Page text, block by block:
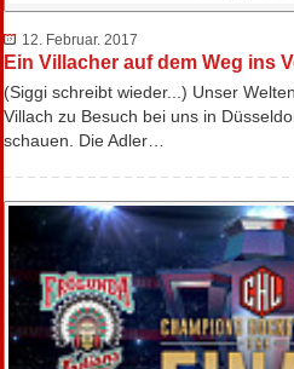
12. Februar. 2017
Ein Villacher auf dem Weg ins
(Siggi schreibt wieder...) Unser
Villach zu Besuch bei uns in
schauen. Die Adler…